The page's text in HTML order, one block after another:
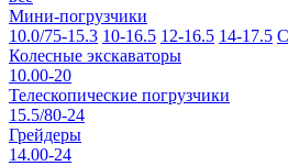
Мини-погрузчики
10.0/75-15.3 10-16.5 12-16.5 14-17.5
Колесные экскаваторы
10.00-20
Телескопические погрузчики
15.5/80-24
Грейдеры
14.00-24